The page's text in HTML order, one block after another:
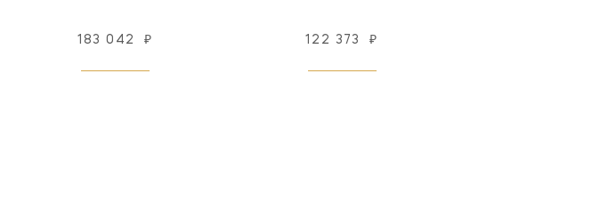
183 042 ₽ 122 373 ₽